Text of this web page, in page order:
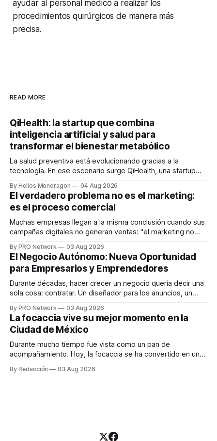
ayudar al personal médico a realizar los
procedimientos quirúrgicos de manera más
precisa.
READ MORE
QiHealth: la startup que combina
inteligencia artificial y salud para
transformar el bienestar metabólico
La salud preventiva está evolucionando gracias a la
tecnología. En ese escenario surge QiHealth, una startup
dispositivos inteligentes, inteligencia artificial y monitoreo
en tiempo real para ayudar a las personas a tomar mejores
decisiones sobre su salud metabólica. Su propuesta busca
responder
By Helios Mondragon 04 Aug 2026
El verdadero problema no es el marketing:
es el proceso comercial
Muchas empresas llegan a la misma conclusión cuando sus
campañas digitales no generan ventas: "el marketing no
INTERIUS, el problema suele estar en otro lugar. Durante
una entrevista para el podcast SER PRO, el especialista en
marketing digital explicó que
By PRO Network 03 Aug 2026
El Negocio Autónomo: Nueva Oportunidad
para Empresarios y Emprendedores
Durante décadas, hacer crecer un negocio quería decir una
sola cosa: contratar. Un diseñador para los anuncios, un
para los textos, alguien que supiera de publicidad digital
para encontrar prospectos, un vendedor para atender
llamadas y mensajes, y —con suerte— una persona
By PRO Network 03 Aug 2026
La focaccia vive su mejor momento en la
Ciudad de México
Durante mucho tiempo fue vista como un pan de
acompañamiento. Hoy, la focaccia se ha convertido en uno
artesanal, ingredientes de calidad y experiencias que
By Redacción 03 Aug 2026